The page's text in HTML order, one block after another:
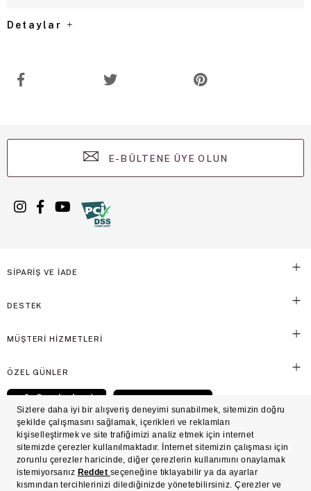
Detaylar
E-BÜLTENE ÜYE OLUN
SİPARİŞ VE İADE
DESTEK
MÜŞTERİ HİZMETLERİ
ÖZEL GÜNLER
© Victoria's Secret Shaya Mağazacılık A.Ş. Franchise lisansı aracılığıyla işletilen ticari
markasıdır. Her hakkı saklıdır.
Süreç Bazlı Müşteri Aydınlatma Metni